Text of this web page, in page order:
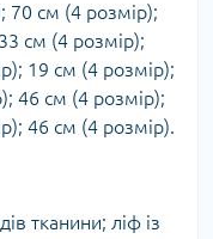
70 см (4 розмір);
см (4 розмір);
19 см (4 розмір);
46 см (4 розмір);
46 см (4 розмір).
тканини; ліф із